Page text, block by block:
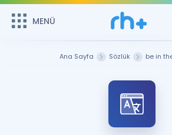
MENÜ
Sepetin Şu An
Remzi Hoca ile seni sınava
bekliyor!
MENÜ
Ana Sayfa Sözlük be in